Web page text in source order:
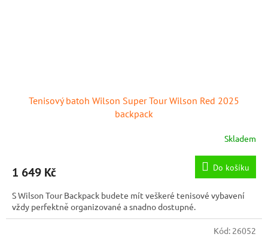
Tenisový batoh Wilson Super Tour Wilson Red 2025
backpack
Skladem
1 649 Kč Do košíku
S Wilson Tour Backpack budete mít veškeré tenisové vybavení
vždy perfektně organizované a snadno dostupné.
Kód: 26052